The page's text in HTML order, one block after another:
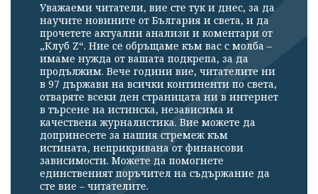
Уважаеми читатели, вие сте тук и днес, за да
научите новините от България и света, и да
прочетете актуални анализи и коментари от
„Клуб Z“. Ние се обръщаме към вас с молба –
имаме нужда от вашата подкрепа, за да
продължим. Вече години вие, читателите ни
в 97 държави на всички континенти по света,
отваряте всеки ден страницата ни в интернет
в търсене на истинска, независима и
качествена журналистика. Вие можете да
допринесете за нашия стремеж към
истината, неприкривана от финансови
зависимости. Можете да помогнете
единственият поръчител на съдържание да
сте вие – читателите.